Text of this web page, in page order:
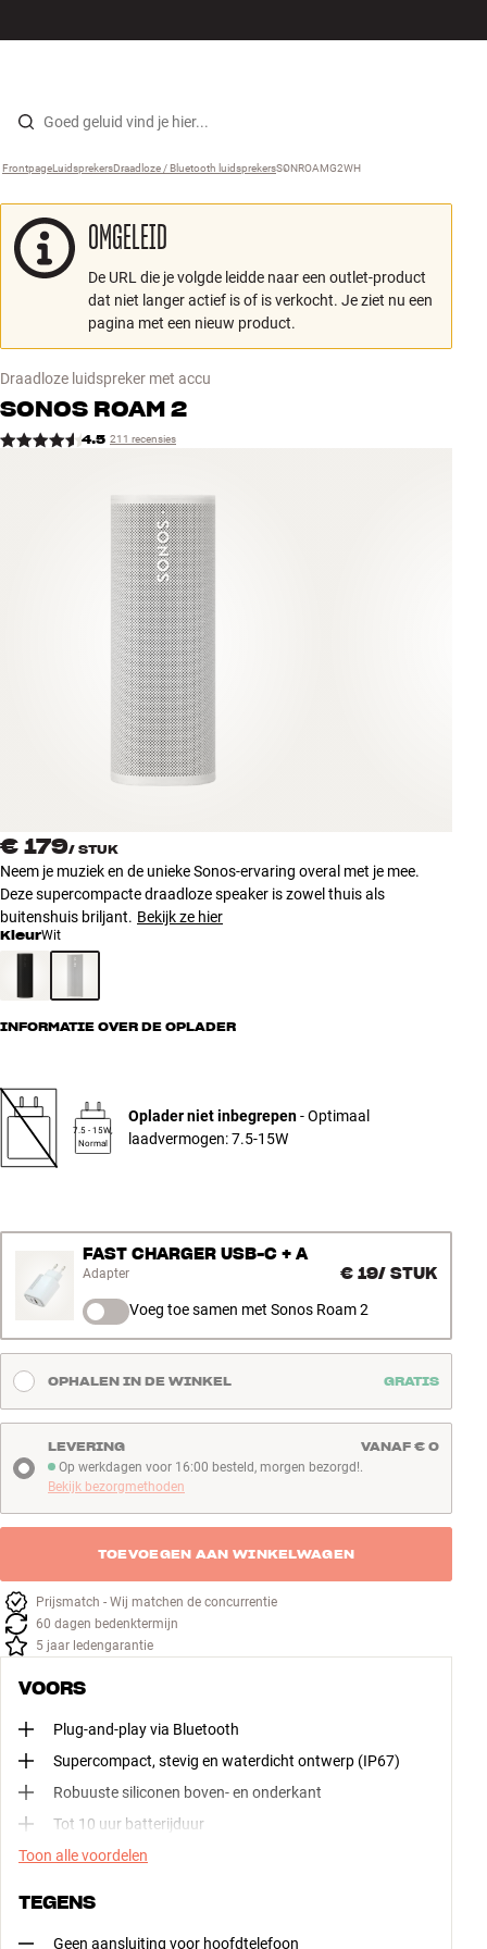
Skip to content
Luidsprekers
Koptelefoons
Surround
Tv
Systeem
Kabels
Accessoires
INSPIRATIE
MERKEN
NIEUW
AANBIEDINGEN
Klantenservice
Bouw met geluid
Frontpage ›
Luidsprekers ›
Draadloze / Bluetooth luidsprekers ›
SONROAMG2WH
OMGELEID
De URL die je volgde leidde naar een outlet-product
dat niet langer actief is of is verkocht. Je ziet nu een
pagina met een nieuw product.
Draadloze luidspreker met accu
SONOS ROAM 2
4.5 211 recensies
€ 179/ STUK
Neem je muziek en de unieke Sonos-ervaring overal met je mee.
Deze supercompacte draadloze speaker is zowel thuis als
buitenshuis briljant. Bekijk ze hier
KleurWit
INFORMATIE OVER DE OPLADER
7.5 - 15W,
Normal
Oplader niet inbegrepen- Optimaal
laadvermogen: 7.5-15W
FAST CHARGER USB-C + A
Adapter € 19/ STUK
Voeg toe samen met Sonos Roam 2
OPHALEN IN DE WINKEL GRATIS
Op werkdagen voor 16:00 besteld, morgen bezorgd!
Op werkdagen voor 16:00 besteld, morgen bezorgd!.
Bekijk bezorgmethoden
LEVERING VANAF € 0
TOEVOEGEN AAN WINKELWAGEN
Prijsmatch - Wij matchen de concurrentie
60 dagen bedenktermijn
5 jaar ledengarantie
VOORS
Plug-and-play via Bluetooth
Supercompact, stevig en waterdicht ontwerp (IP67)
Robuuste siliconen boven- en onderkant
Tot 10 uur batterijduur
Toon alle voordelen
TEGENS
Geen aansluiting voor hoofdtelefoon